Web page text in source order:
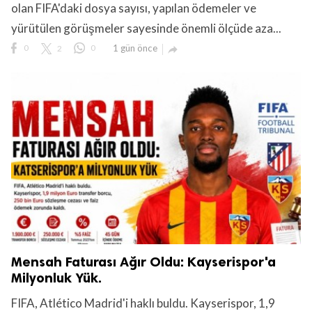
olan FIFA'daki dosya sayısı, yapılan ödemeler ve
yürütülen görüşmeler sayesinde önemli ölçüde aza...
0 2 0 1 gün önce 
Mensah Faturası Ağır Oldu: Kayserispor'a
Milyonluk Yük.
FIFA, Atlético Madrid'i haklı buldu. Kayserispor, 1,9